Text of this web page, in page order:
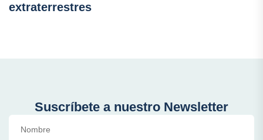
extraterrestres
Suscríbete a nuestro Newsletter